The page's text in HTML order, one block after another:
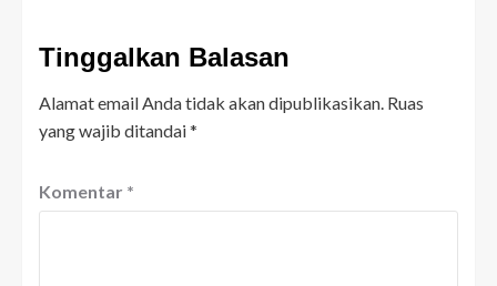
Tinggalkan Balasan
Alamat email Anda tidak akan dipublikasikan. Ruas
yang wajib ditandai*
Komentar *